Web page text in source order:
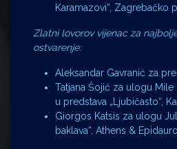
Karamazovi“, Zagrebačko
Zlatni lovorov vijenac za
ostvarenje:
Aleksandar Gavranić za
Tatjana Šojić za ulogu Mile
u predstava „Ljubičasto“,
Giorgos Katsis za ulogu
baklava“, Athens &